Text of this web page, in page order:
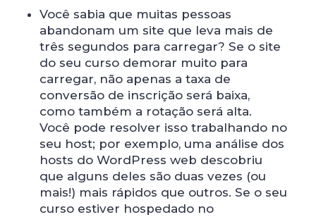
Você sabia que muitas pessoas
abandonam um site que leva mais de
três segundos para carregar? Se o site
do seu curso demorar muito para
carregar, não apenas a taxa de
conversão de inscrição será baixa,
como também a rotação será alta.
Você pode resolver isso trabalhando no
seu host; por exemplo, uma análise dos
hosts do WordPress web descobriu
que alguns deles são duas vezes (ou
mais!) mais rápidos que outros. Se o seu
curso estiver hospedado no